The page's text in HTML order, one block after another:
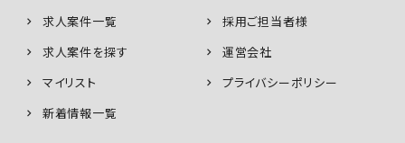
求人案件一覧
求人案件を探す
マイリスト
新着情報一覧
採用ご担当者様
運営会社
プライバシーポリシー